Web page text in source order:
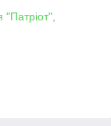
"Патріот",